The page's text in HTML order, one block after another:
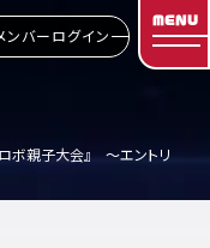
ンバーログイン
MENU
ロボ親子大会』 ～エントリ